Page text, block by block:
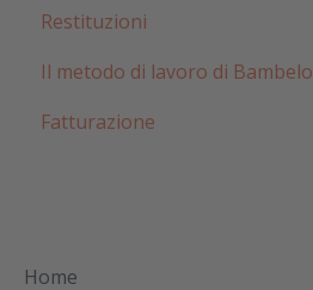
Restituzioni
Il metodo di lavoro di Bambelo
Fatturazione
Home